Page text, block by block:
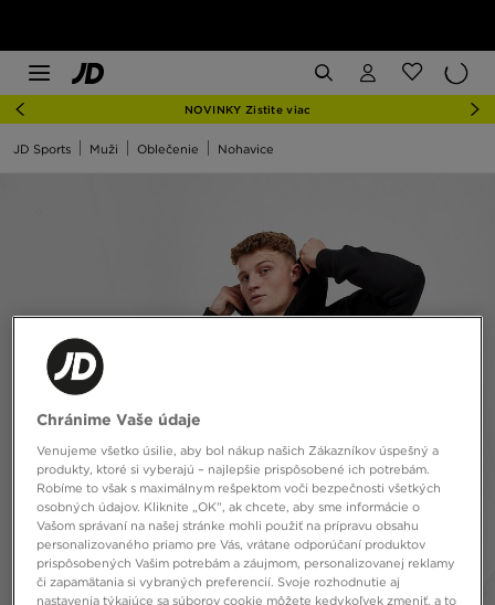
NOVINKY Zistite viac
JD Sports Muži Oblečenie Nohavice
Chránime Vaše údaje
Venujeme všetko úsilie, aby bol nákup našich Zákazníkov úspešný a
produkty, ktoré si vyberajú – najlepšie prispôsobené ich potrebám.
Robíme to však s maximálnym rešpektom voči bezpečnosti všetkých
osobných údajov. Kliknite „OK”, ak chcete, aby sme informácie o
Vašom správaní na našej stránke mohli použiť na prípravu obsahu
personalizovaného priamo pre Vás, vrátane odporúčaní produktov
prispôsobených Vašim potrebám a záujmom, personalizovanej reklamy
či zapamätania si vybraných preferencií. Svoje rozhodnutie aj
nastavenia týkajúce sa súborov cookie môžete kedykoľvek zmeniť, a to